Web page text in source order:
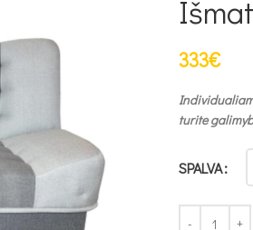
333€
turite
SPALVA